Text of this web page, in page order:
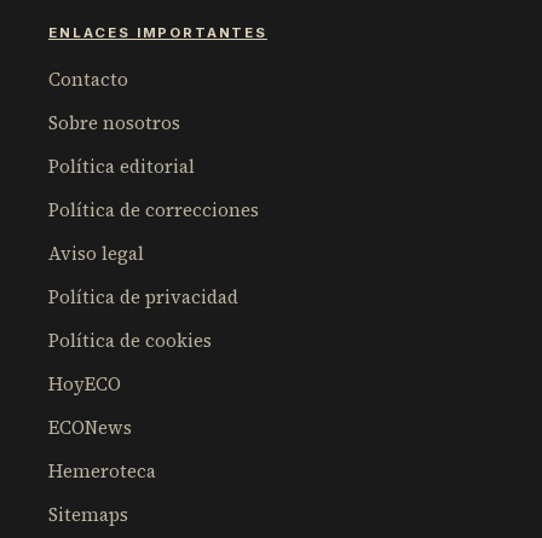
ENLACES IMPORTANTES
Contacto
Sobre nosotros
Política editorial
Política de correcciones
Aviso legal
Política de privacidad
Política de cookies
HoyECO
ECONews
Hemeroteca
Sitemaps